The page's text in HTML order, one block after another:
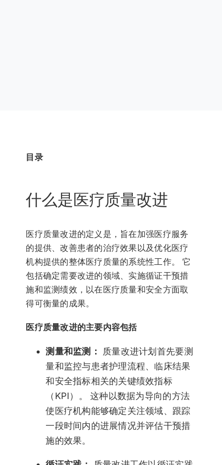
目录
什么是医疗质量改进
医疗质量改进的定义是，旨在加强医疗服务
的提供、改善患者的治疗效果以及优化医疗
机构提供的整体医疗质量的系统性工作。 它
包括确定需要改进的领域、实施循证干预措
施和监测绩效，以在医疗质量和安全方面取
得可衡量的成果。
医疗质量改进的主要内容包括
测量和监测：
质量改进计划首先要测
量和监控与患者护理流程、临床结果
和安全指标相关的关键绩效指标
（KPI）。 这种以数据为导向的方法
使医疗机构能够确定关注领域、跟踪
一段时间内的进展情况并评估干预措
施的效果。